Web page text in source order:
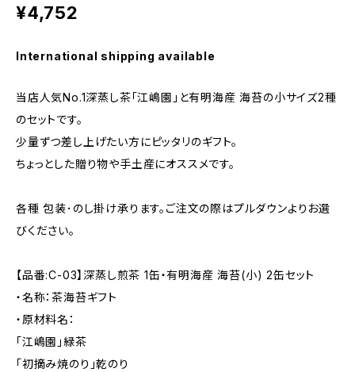
¥4,752
International shipping available
当店人気No.1深蒸し茶「江嶋園」と有明海産 海苔の小サイズ2種
のセットです。
少量ずつ差し上げたい方にピッタリのギフト。
ちょっとした贈り物や手土産にオススメです。
各種 包装･のし掛け承ります。ご注文の際はプルダウンよりお選
びください。
【品番:C-03】深蒸し煎茶 1缶・有明海産 海苔(小) 2缶セット
・名称：茶海苔ギフト
・原材料名：
「江嶋園」緑茶
「初摘み焼のり」乾のり